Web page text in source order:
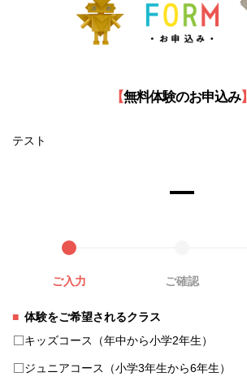
【無料体験のお申込み】
テスト
ご入力 ご確認
体験をご希望されるクラス
キッズコース（年中から小学2年生）
ジュニアコース（小学3年生から6年生）